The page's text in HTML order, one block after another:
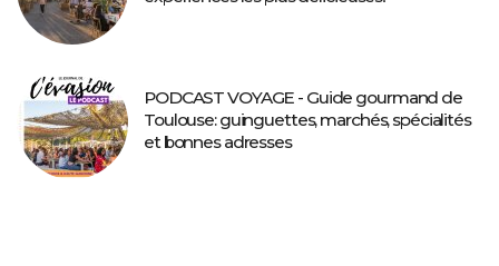
PODCAST VOYAGE - Guide gourmand de
Toulouse: guinguettes, marchés, spécialités
et bonnes adresses